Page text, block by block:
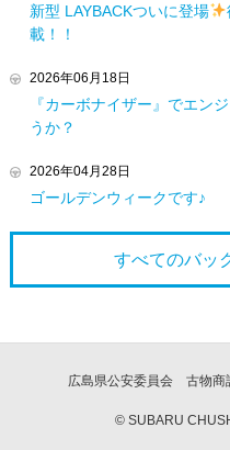
新型 LAYBACKついに登場
載！！
2026年06月18日
『カーボナイザー』でエン
うか？
2026年04月28日
ゴールデンウィークです♪
すべてのバッ
広島県公安委員会 古物
© SUBARU